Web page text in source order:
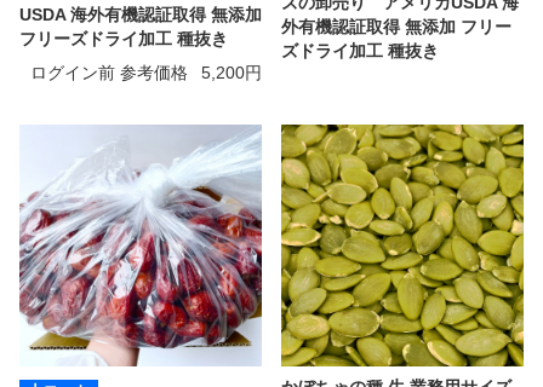
USDA 海外有機認証取得 無添加
フリーズドライ加工 種抜き
ログイン前 参考価格
5,200円
外有機認証取得 無添加 フリー
ズドライ加工 種抜き